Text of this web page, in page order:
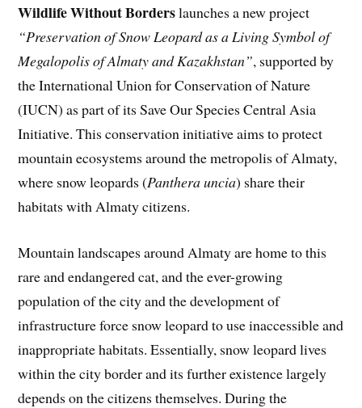
Wildlife Without Borderslaunches a new project
“Preservation of Snow Leopard as a Living Symbol of
Megalopolis of Almaty and Kazakhstan”, supported by
the International Union for Conservation of Nature
(IUCN) as part of its Save Our Species Central Asia
Initiative. This conservation initiative aims to protect
mountain ecosystems around the metropolis of Almaty,
where snow leopards (Panthera uncia) share their
habitats with Almaty citizens.
Mountain landscapes around Almaty are home to this
rare and endangered cat, and the ever-growing
population of the city and the development of
infrastructure force snow leopard to use inaccessible and
inappropriate habitats. Essentially, snow leopard lives
within the city border and its further existence largely
depends on the citizens themselves. During the